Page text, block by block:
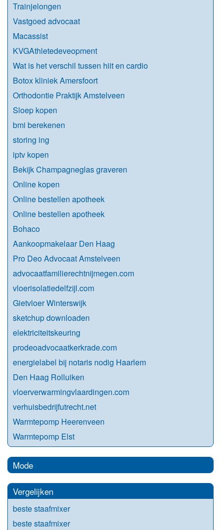
Trainjelongen
Vastgoed advocaat
Macassist
KVGAthletedeveopment
Wat is het verschil tussen hiit en cardio
Botox kliniek Amersfoort
Orthodontie Praktijk Amstelveen
Sloep kopen
bmi berekenen
storing ing
iptv kopen
Bekijk Champagneglas graveren
Online kopen
Online bestellen apotheek
Online bestellen apotheek
Bohaco
Aankoopmakelaar Den Haag
Pro Deo Advocaat Amstelveen
advocaatfamilierechtnijmegen.com
vloerisolatiedelfzijl.com
Gietvloer Winterswijk
sketchup downloaden
elektriciteitskeuring
prodeoadvocaatkerkrade.com
energielabel bij notaris nodig Haarlem
Den Haag Rolluiken
vloerverwarmingvlaardingen.com
verhuisbedrijfutrecht.net
Warmtepomp Heerenveen
Warmtepomp Elst
Mode
Vergelijken
beste staafmixer
beste staafmixer